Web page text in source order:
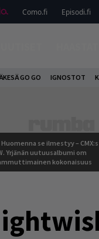
Como.fi Episodi.fi
GO GO IGNOSTOT
Huomenna se ilmestyy –
Yrjänän uutuusalbumi om
kokonaisuus